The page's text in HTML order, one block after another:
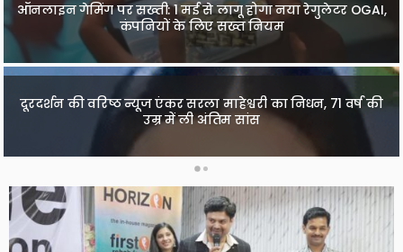
ऑनलाइन गेमिंग पर सख्ती: 1 मई से लागू होगा नया रेगुलेटर OGAI,
कंपनियों के लिए सख्त नियम
दूरदर्शन की वरिष्ठ न्यूज एंकर सरला माहेश्वरी का निधन, 71 वर्ष की
उम्र में ली अंतिम सांस
इंडियन रेलवे ने लखनऊ मंडल के गोरखपुर गोंडा रेल डिवीजन से
चलने वाली 36 ट्रेनों को किया कैंसिल, देखें पूरी लिस्ट
बेंगलुरु में एक ऑटो चालक ने लिखवाया ऐसा अनोखा स्लोगन,
सोशल मीडिया पर वायरल पोस्ट से मचा बवाल